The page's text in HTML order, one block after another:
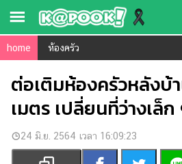
ข่าว-
ความ
รู้
ข่าว
home ห้องครัว
ต่อเติมห้องครัวหลังบ้
เมตร เปลี่ยนที่ว่างเล็
24 มิ.ย. 2564 เวลา 16:09:23